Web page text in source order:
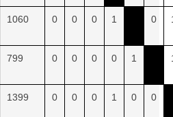
1060 0 0 0 1 0
799 0 0 0 0 1
1399 0 0 0 1 0 0